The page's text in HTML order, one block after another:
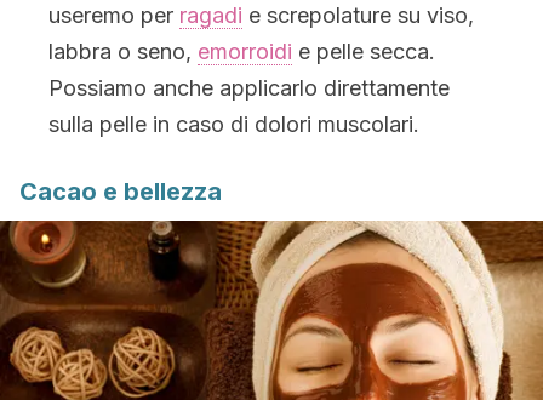
useremo per ragadi e screpolature su viso,
labbra o seno, emorroidi e pelle secca.
Possiamo anche applicarlo direttamente
sulla pelle in caso di dolori muscolari.
Cacao e bellezza